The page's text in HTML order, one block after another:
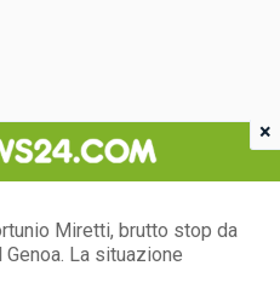
Miretti, brutto stop da
La situazione
×